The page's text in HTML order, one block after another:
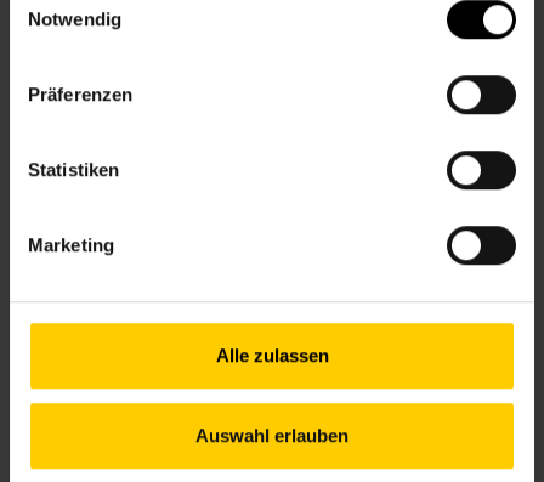
Notwendig
Präferenzen
Statistiken
Marketing
Alle zulassen
Auswahl erlauben
3., Barichgasse 8
4A – Ziehrerplatz
71 – Kleistgasse
O – Ungargasse/Neulinggasse